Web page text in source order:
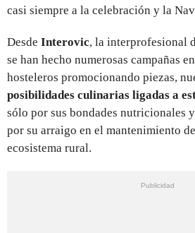
casi siempre a la celebración y la
Desde Interovic, la interprofesional
se han hecho numerosas campañas
hosteleros promocionando piezas,
posibilidades culinarias ligadas a
sólo por sus bondades nutricionales
por su arraigo en el mantenimiento
ecosistema rural.